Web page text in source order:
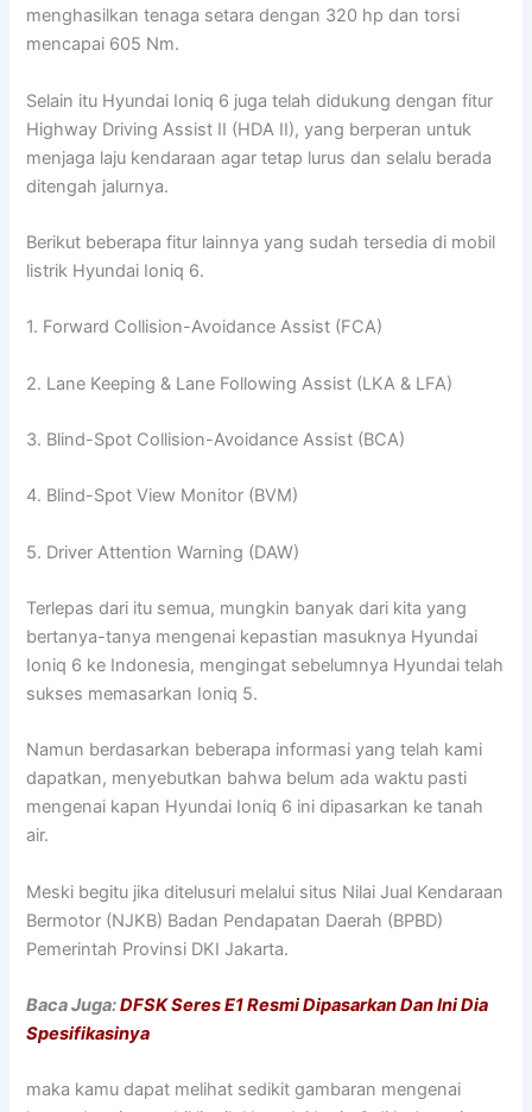
menghasilkan tenaga setara dengan 320 hp dan torsi
mencapai 605 Nm.
Selain itu Hyundai Ioniq 6 juga telah didukung dengan fitur
Highway Driving Assist II (HDA II), yang berperan untuk
menjaga laju kendaraan agar tetap lurus dan selalu berada
ditengah jalurnya.
Berikut beberapa fitur lainnya yang sudah tersedia di mobil
listrik Hyundai Ioniq 6.
1. Forward Collision-Avoidance Assist (FCA)
2. Lane Keeping & Lane Following Assist (LKA & LFA)
3. Blind-Spot Collision-Avoidance Assist (BCA)
4. Blind-Spot View Monitor (BVM)
5. Driver Attention Warning (DAW)
Terlepas dari itu semua, mungkin banyak dari kita yang
bertanya-tanya mengenai kepastian masuknya Hyundai
Ioniq 6 ke Indonesia, mengingat sebelumnya Hyundai telah
sukses memasarkan Ioniq 5.
Namun berdasarkan beberapa informasi yang telah kami
dapatkan, menyebutkan bahwa belum ada waktu pasti
mengenai kapan Hyundai Ioniq 6 ini dipasarkan ke tanah
air.
Meski begitu jika ditelusuri melalui situs Nilai Jual Kendaraan
Bermotor (NJKB) Badan Pendapatan Daerah (BPBD)
Pemerintah Provinsi DKI Jakarta.
Baca Juga:DFSK Seres E1 Resmi Dipasarkan Dan Ini Dia
Spesifikasinya
maka kamu dapat melihat sedikit gambaran mengenai